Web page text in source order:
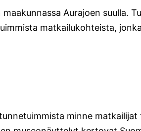
Aurajoen suulla.
matkailukohteista,
minne matkailijat